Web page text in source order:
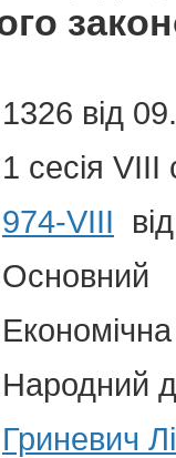
1326 від
1 сесія VIII
974-VIII
Основний
Народний
Гриневич